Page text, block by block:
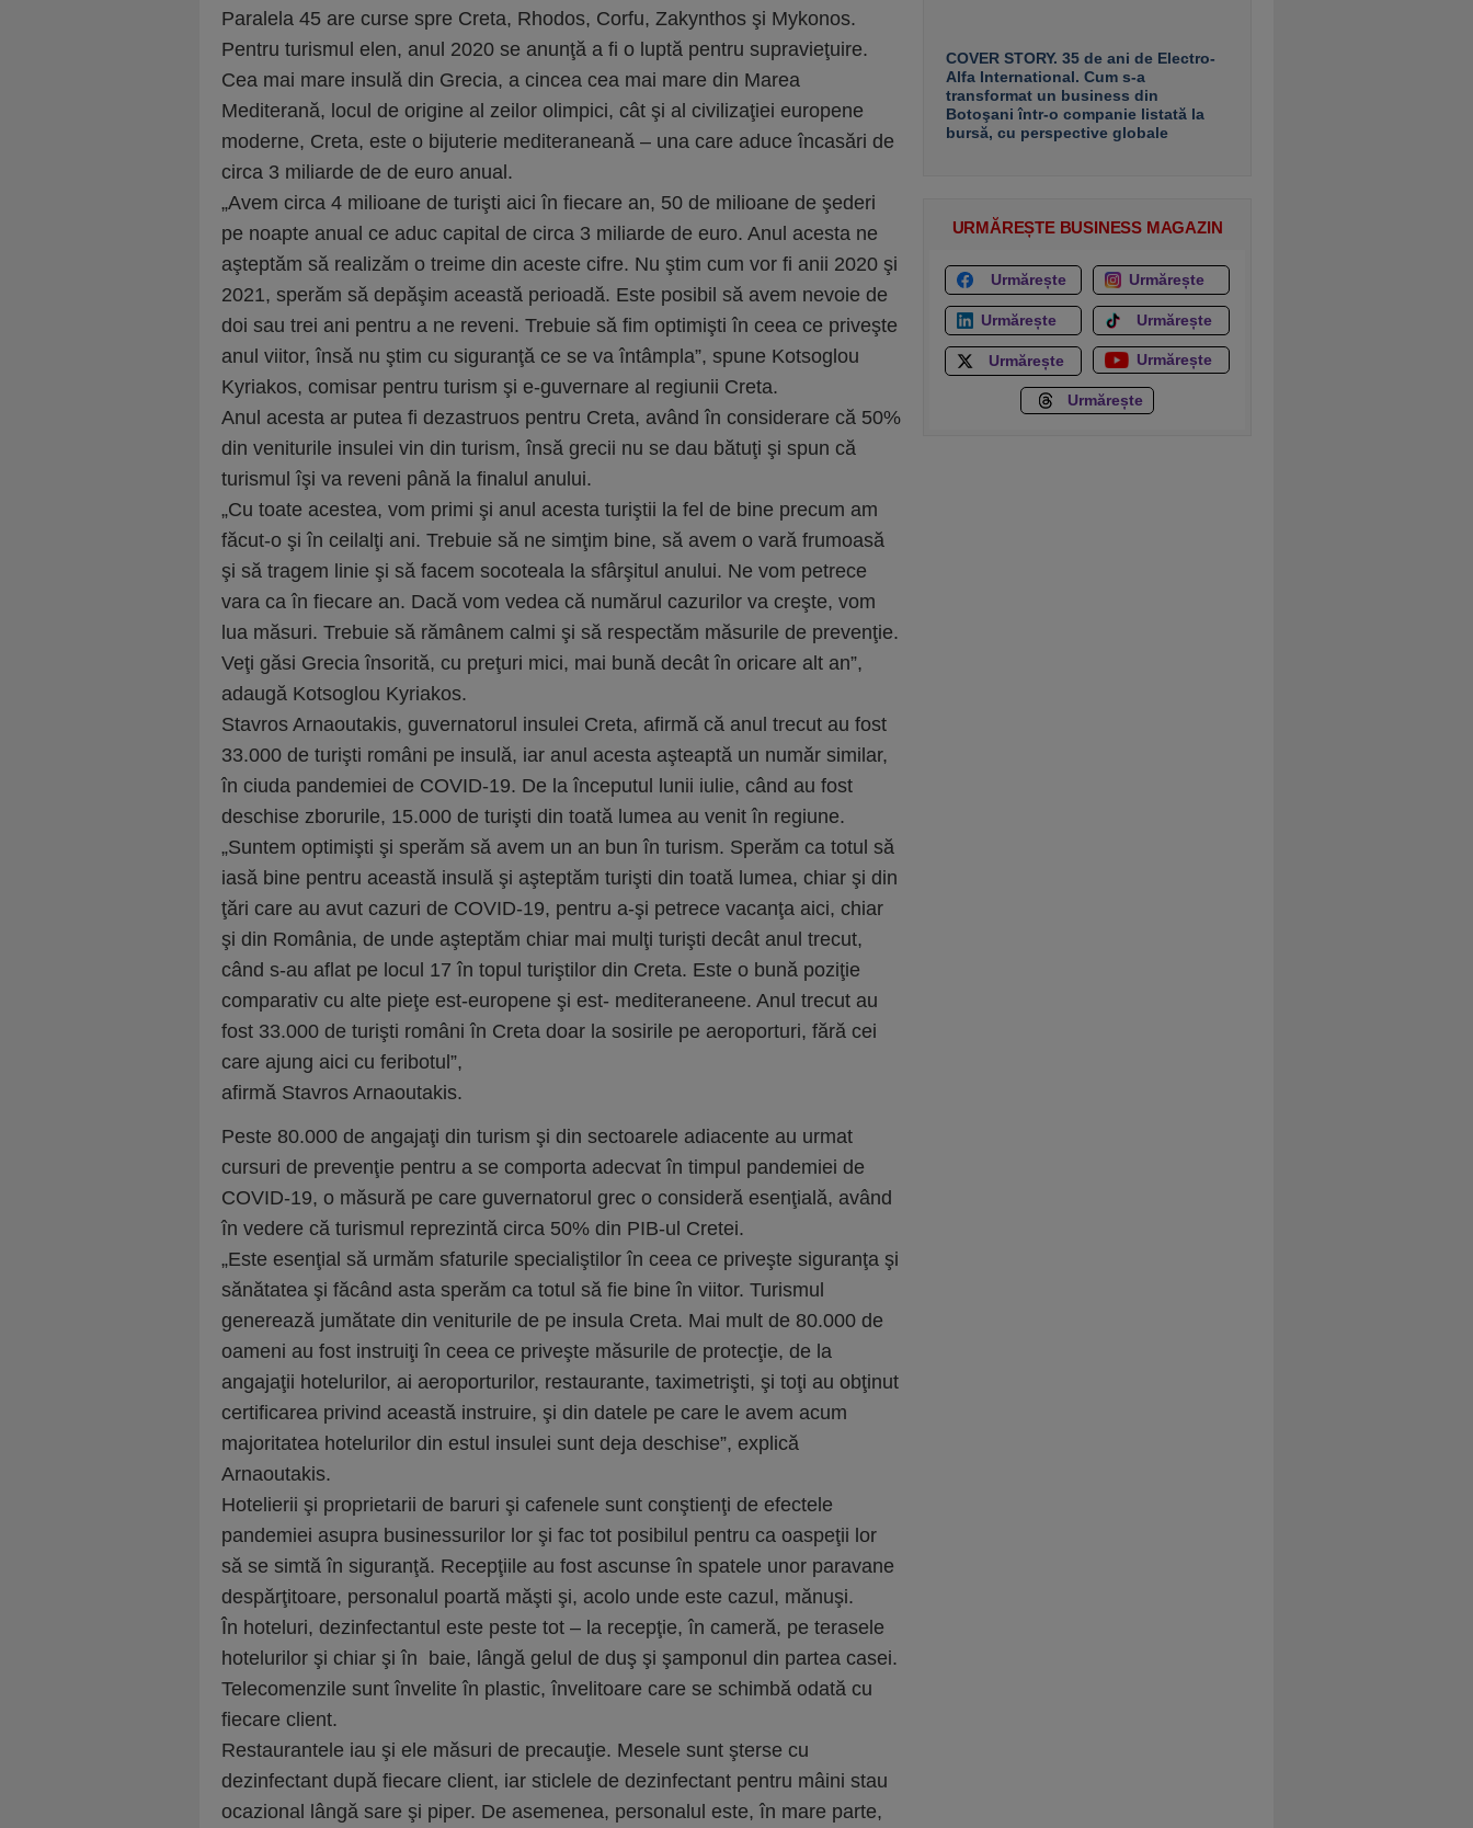
Paralela 45 are curse spre Creta, Rhodos, Corfu, Zakynthos şi Mykonos.
Pentru turismul elen, anul 2020 se anunţă a fi o luptă pentru supravieţuire.
Cea mai mare insulă din Grecia, a cincea cea mai mare din Marea
Mediterană, locul de origine al zeilor olimpici, cât şi al civilizaţiei europene
moderne, Creta, este o bijuterie mediteraneană – una care aduce încasări de
circa 3 miliarde de de euro anual.
„Avem circa 4 milioane de turişti aici în fiecare an, 50 de milioane de şederi
pe noapte anual ce aduc capital de circa 3 miliarde de euro. Anul acesta ne
aşteptăm să realizăm o treime din aceste cifre. Nu ştim cum vor fi anii 2020 şi
2021, sperăm să depăşim această perioadă. Este posibil să avem nevoie de
doi sau trei ani pentru a ne reveni. Trebuie să fim optimişti în ceea ce priveşte
anul viitor, însă nu ştim cu siguranţă ce se va întâmpla”, spune Kotsoglou
Kyriakos, comisar pentru turism şi e-guvernare al regiunii Creta.
Anul acesta ar putea fi dezastruos pentru Creta, având în considerare că 50%
din veniturile insulei vin din turism, însă grecii nu se dau bătuţi şi spun că
turismul îşi va reveni până la finalul anului.
„Cu toate acestea, vom primi şi anul acesta turiştii la fel de bine precum am
făcut-o şi în ceilalţi ani. Trebuie să ne simţim bine, să avem o vară frumoasă
şi să tragem linie şi să facem socoteala la sfârşitul anului. Ne vom petrece
vara ca în fiecare an. Dacă vom vedea că numărul cazurilor va creşte, vom
lua măsuri. Trebuie să rămânem calmi şi să respectăm măsurile de prevenţie.
Veţi găsi Grecia însorită, cu preţuri mici, mai bună decât în oricare alt an”,
adaugă Kotsoglou Kyriakos.
Stavros Arnaoutakis, guvernatorul insulei Creta, afirmă că anul trecut au fost
33.000 de turişti români pe insulă, iar anul acesta aşteaptă un număr similar,
în ciuda pandemiei de COVID-19. De la începutul lunii iulie, când au fost
deschise zborurile, 15.000 de turişti din toată lumea au venit în regiune.
„Suntem optimişti şi sperăm să avem un an bun în turism. Sperăm ca totul să
iasă bine pentru această insulă şi aşteptăm turişti din toată lumea, chiar şi din
ţări care au avut cazuri de COVID-19, pentru a-şi petrece vacanţa aici, chiar
şi din România, de unde aşteptăm chiar mai mulţi turişti decât anul trecut,
când s-au aflat pe locul 17 în topul turiştilor din Creta. Este o bună poziţie
comparativ cu alte pieţe est-europene şi est- mediteraneene. Anul trecut au
fost 33.000 de turişti români în Creta doar la sosirile pe aeroporturi, fără cei
care ajung aici cu feribotul”,
afirmă Stavros Arnaoutakis.
Peste 80.000 de angajaţi din turism şi din sectoarele adiacente au urmat
cursuri de prevenţie pentru a se comporta adecvat în timpul pandemiei de
COVID-19, o măsură pe care guvernatorul grec o consideră esenţială, având
în vedere că turismul reprezintă circa 50% din PIB-ul Cretei.
„Este esenţial să urmăm sfaturile specialiştilor în ceea ce priveşte siguranţa şi
sănătatea şi făcând asta sperăm ca totul să fie bine în viitor. Turismul
generează jumătate din veniturile de pe insula Creta. Mai mult de 80.000 de
oameni au fost instruiţi în ceea ce priveşte măsurile de protecţie, de la
angajaţii hotelurilor, ai aeroporturilor, restaurante, taximetrişti, şi toţi au obţinut
certificarea privind această instruire, şi din datele pe care le avem acum
majoritatea hotelurilor din estul insulei sunt deja deschise”, explică
Arnaoutakis.
Hotelierii şi proprietarii de baruri şi cafenele sunt conştienţi de efectele
pandemiei asupra businessurilor lor şi fac tot posibilul pentru ca oaspeţii lor
să se simtă în siguranţă. Recepţiile au fost ascunse în spatele unor paravane
despărţitoare, personalul poartă măşti şi, acolo unde este cazul, mănuşi.
În hoteluri, dezinfectantul este peste tot – la recepţie, în cameră, pe terasele
hotelurilor şi chiar şi în baie, lângă gelul de duş şi şamponul din partea casei.
Telecomenzile sunt învelite în plastic, învelitoare care se schimbă odată cu
fiecare client.
Restaurantele iau şi ele măsuri de precauţie. Mesele sunt şterse cu
dezinfectant după fiecare client, iar sticlele de dezinfectant pentru mâini stau
ocazional lângă sare şi piper. De asemenea, personalul este, în mare parte,
COVER STORY. 35 de ani de Electro-
Alfa International. Cum s-a
transformat un business din
Botoşani într-o companie listată la
bursă, cu perspective globale
URMĂREȘTE BUSINESS MAGAZIN
Urmărește Urmărește
Urmărește Urmărește
Urmărește Urmărește
Urmărește